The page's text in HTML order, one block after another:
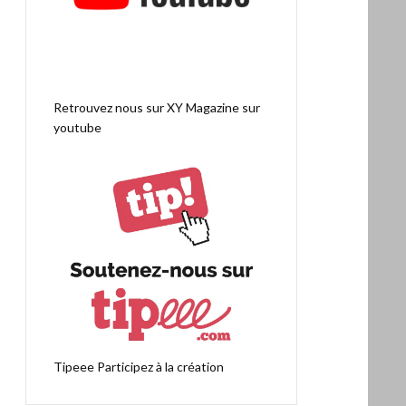
Retrouvez nous surXY Magazine sur
youtube
Tipeee Participez à la création